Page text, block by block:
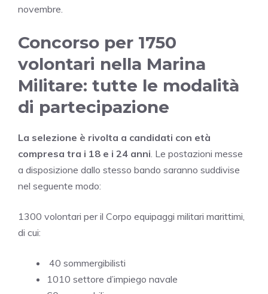
novembre.
Concorso per 1750
volontari nella Marina
Militare: tutte le modalità
di partecipazione
La selezione è rivolta a candidati con età
compresa tra i 18 e i 24 anni. Le postazioni messe
a disposizione dallo stesso bando saranno suddivise
nel seguente modo:
1300 volontari per il Corpo equipaggi militari marittimi,
di cui:
40 sommergibilisti
1010 settore d’impiego navale